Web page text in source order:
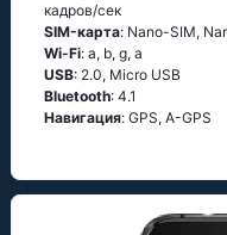
кадров/сек
SIM-карта: Nano-SIM,
Wi-Fi: а, b, g, а
USB: 2.0, Micro USB
Bluetooth: 4.1
Навигация: GРS, А-GРS